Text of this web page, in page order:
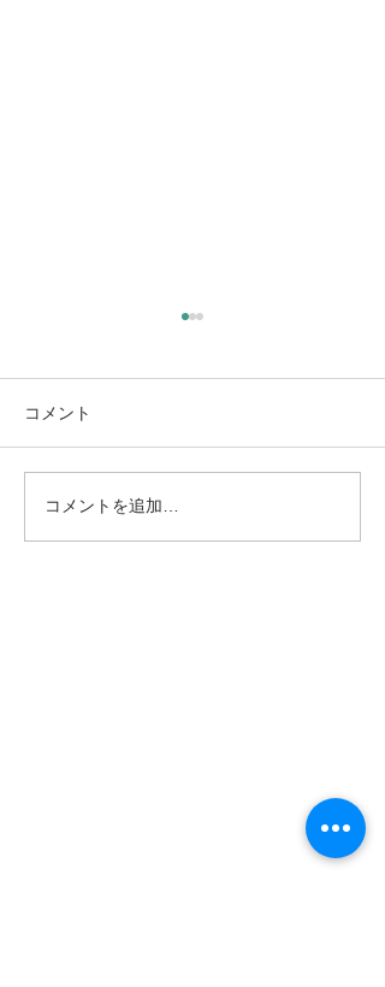
8/13（木）L’instant（ラン
スタン）｜高木日向子、
コメント
コメントを追加…